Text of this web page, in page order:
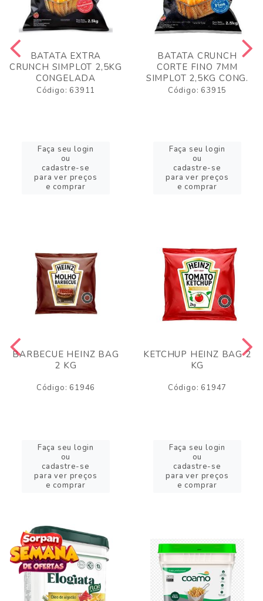
BATATA EXTRA
CRUNCH SIMPLOT 2,5KG
CONGELADA
Código: 63911
Faça seu login
ou
cadastre-se
para ver preços
e comprar
BATATA CRUNCH
CORTE FINO 7MM
SIMPLOT 2,5KG CONG.
Código: 63915
Faça seu login
ou
cadastre-se
para ver preços
e comprar
BARBECUE HEINZ BAG
2 KG
Código: 61946
Faça seu login
ou
cadastre-se
para ver preços
e comprar
KETCHUP HEINZ BAG 2
KG
Código: 61947
Faça seu login
ou
cadastre-se
para ver preços
e comprar